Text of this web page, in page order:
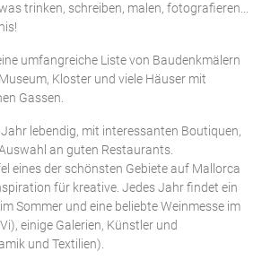
trinken, schreiben, malen, fotografieren...
umfangreiche Liste von Baudenkmälern
Kloster und viele Häuser mit
Gassen.
lebendig, mit interessanten Boutiquen,
an guten Restaurants.
eines der schönsten Gebiete auf Mallorca
für kreative. Jedes Jahr findet ein
Sommer und eine beliebte Weinmesse im
einige Galerien, Künstler und
und Textilien).